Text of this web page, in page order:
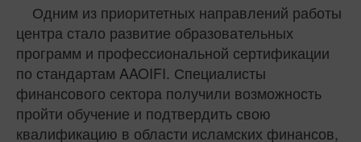
Одним из приоритетных направлений работы
центра стало развитие образовательных
программ и профессиональной сертификации
по стандартам AAOIFI. Специалисты
финансового сектора получили возможность
пройти обучение и подтвердить свою
квалификацию в области исламских финансов,